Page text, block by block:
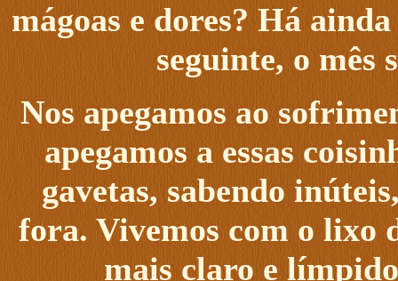
mágoas e dores? Há
seguinte, o mês
Nos apegamos ao
apegamos a essas
gavetas, sabendo
fora. Vivemos com o lixo
mais claro e